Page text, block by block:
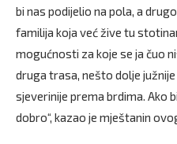
bi nas podijelio na pola, a
familija koja već žive tu
mogućnosti za koje se ja čuo
druga trasa, nešto dolje
sjeverinije prema brdima. Ako
dobro“, kazao je mještanin